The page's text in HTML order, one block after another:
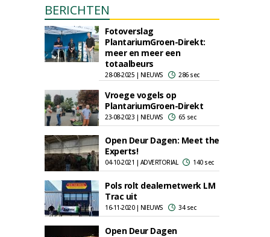
BERICHTEN
Fotoverslag
PlantariumGroen-Direkt:
meer en meer een
totaalbeurs
28-08-2025 | NIEUWS 286 sec
Vroege vogels op
PlantariumGroen-Direkt
23-08-2023 | NIEUWS 65 sec
Open Deur Dagen: Meet the
Experts!
04-10-2021 | ADVERTORIAL 140 sec
Pols rolt dealernetwerk LM
Trac uit
16-11-2020 | NIEUWS 34 sec
Open Deur Dagen